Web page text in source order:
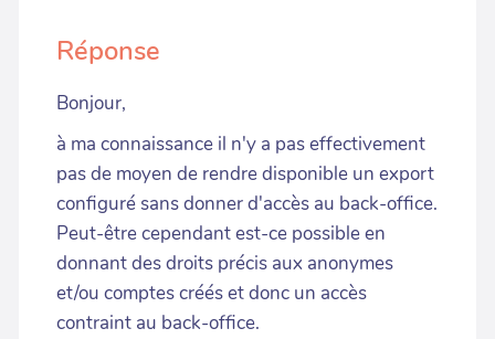
Réponse
Bonjour,
à ma connaissance il n'y a pas effectivement
pas de moyen de rendre disponible un export
configuré sans donner d'accès au back-office.
Peut-être cependant est-ce possible en
donnant des droits précis aux anonymes
et/ou comptes créés et donc un accès
contraint au back-office.